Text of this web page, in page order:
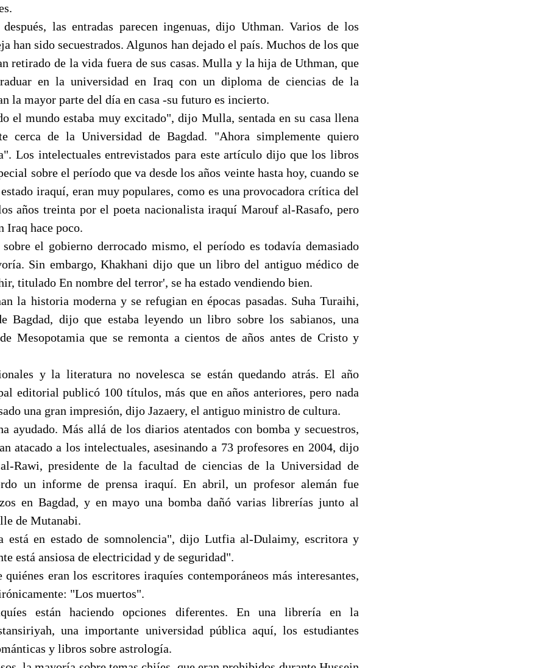
las entradas parecen ingenuas, dijo Uthman. Varios de los
han sido secuestrados. Algunos han dejado el país. Muchos de los que
retirado de la vida fuera de sus casas. Mulla y la hija de Uthman, que
en la universidad en Iraq con un diploma de ciencias de la
la mayor parte del día en casa -su futuro es incierto.
el mundo estaba muy excitado", dijo Mulla, sentada en su casa llena
cerca de la Universidad de Bagdad. "Ahora simplemente quiero
Los intelectuales entrevistados para este artículo dijo que los libros
sobre el período que va desde los años veinte hasta hoy, cuando se
iraquí, eran muy populares, como es una provocadora crítica del
años treinta por el poeta nacionalista iraquí Marouf al-Rasafo, pero
Iraq hace poco.
el gobierno derrocado mismo, el período es todavía demasiado
Sin embargo, Khakhani dijo que un libro del antiguo médico de
titulado En nombre del terror', se ha estado vendiendo bien.
la historia moderna y se refugian en épocas pasadas. Suha Turaihi,
Bagdad, dijo que estaba leyendo un libro sobre los sabianos, una
Mesopotamia que se remonta a cientos de años antes de Cristo y
y la literatura no novelesca se están quedando atrás. El año
editorial publicó 100 títulos, más que en años anteriores, pero nada
una gran impresión, dijo Jazaery, el antiguo ministro de cultura.
ayudado. Más allá de los diarios atentados con bomba y secuestros,
atacado a los intelectuales, asesinando a 73 profesores en 2004, dijo
Rawi, presidente de la facultad de ciencias de la Universidad de
un informe de prensa iraquí. En abril, un profesor alemán fue
en Bagdad, y en mayo una bomba dañó varias librerías junto al
de Mutanabi.
está en estado de somnolencia", dijo Lutfia al-Dulaimy, escritora y
está ansiosa de electricidad y de seguridad".
quiénes eran los escritores iraquíes contemporáneos más interesantes,
"Los muertos".
están haciendo opciones diferentes. En una librería en la
una importante universidad pública aquí, los estudiantes
y libros sobre astrología.